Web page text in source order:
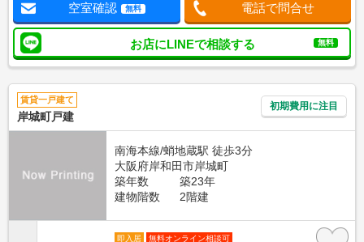
空室確認 無料 電話で問合せ
お店にLINEで相談する 無料
賃貸一戸建て
岸城町戸建
初期費用に注目
南海本線/蛸地蔵駅 徒歩3分
大阪府岸和田市岸城町
築年数
築23年
建物階数
2階建
即入居 無料オンライン相談可